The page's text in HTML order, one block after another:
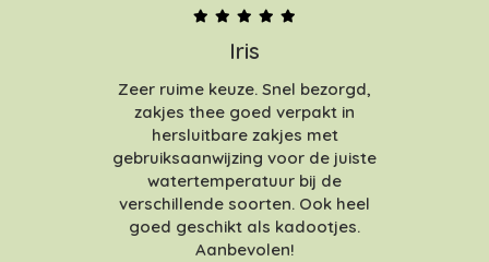
Iris
Zeer ruime keuze. Snel bezorgd,
zakjes thee goed verpakt in
hersluitbare zakjes met
gebruiksaanwijzing voor de juiste
watertemperatuur bij de
verschillende soorten. Ook heel
goed geschikt als kadootjes.
Aanbevolen!